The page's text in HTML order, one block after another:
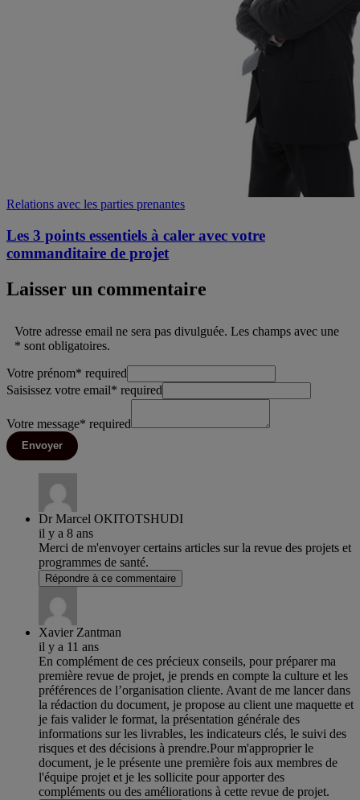
Relations avec les parties prenantes
Les 3 points essentiels à caler avec votre
commanditaire de projet
Laisser un commentaire
Votre adresse email ne sera pas divulguée. Les champs avec une
* sont obligatoires.
Votre prénom* required
Saisissez votre email* required
Votre message* required
Envoyer
Dr Marcel OKITOTSHUDI
il y a 8 ans
Merci de m'envoyer certains articles sur la revue des projets et
programmes de santé.
Répondre à ce commentaire
Xavier Zantman
il y a 11 ans
En complément de ces précieux conseils, pour préparer ma
première revue de projet, je prends en compte la culture et les
préférences de l’organisation cliente. Avant de me lancer dans
la rédaction du document, je propose au client une maquette et
je fais valider le format, la présentation générale des
informations sur les livrables, les indicateurs clés, le suivi des
risques et des décisions à prendre.Pour m'approprier le
document, je le présente une première fois aux membres de
l'équipe projet et je les sollicite pour apporter des
compléments ou des améliorations à cette revue de projet.